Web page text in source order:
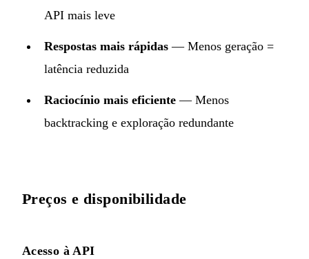
API mais leve
Respostas mais rápidas — Menos geração =
latência reduzida
Raciocínio mais eficiente — Menos
backtracking e exploração redundante
Preços e disponibilidade
Acesso à API